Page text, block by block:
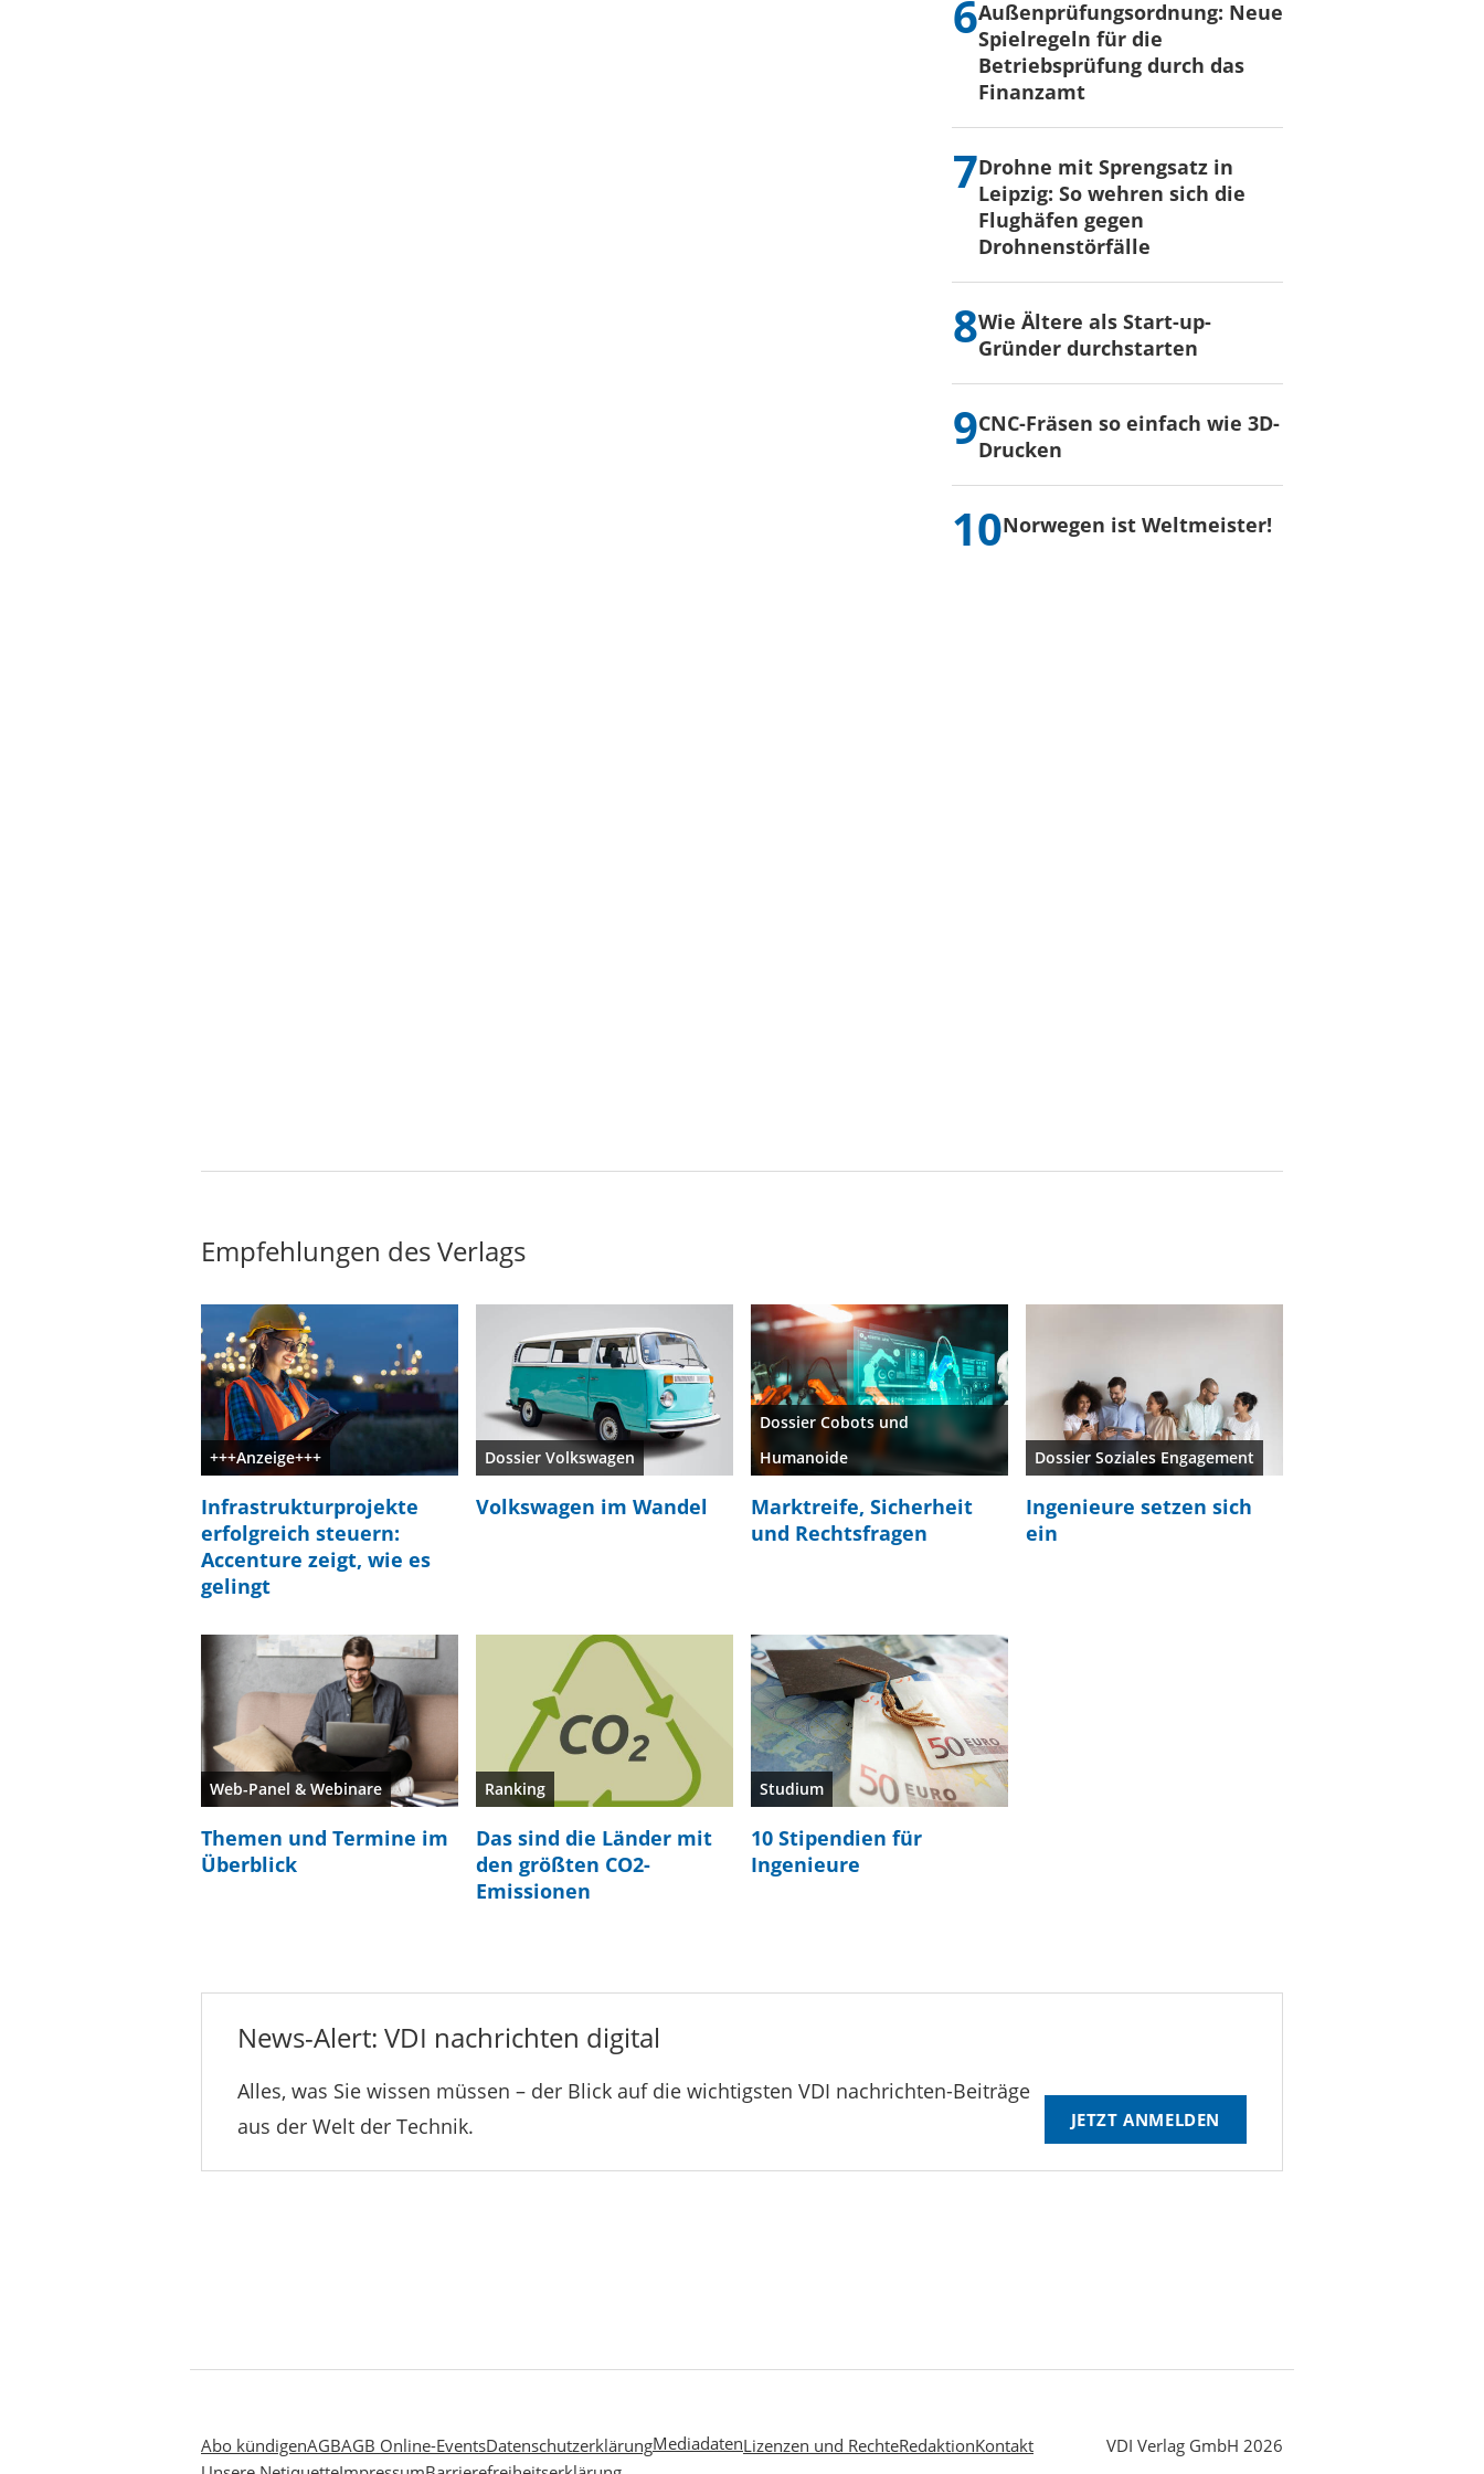
Außenprüfungsordnung: Neue
Spielregeln für die
Betriebsprüfung durch das
Finanzamt
Drohne mit Sprengsatz in
Leipzig: So wehren sich die
Flughäfen gegen
Drohnenstörfälle
Wie Ältere als Start-up-
Gründer durchstarten
CNC-Fräsen so einfach wie 3D-
Drucken
Norwegen ist Weltmeister!
Empfehlungen des Verlags
+++Anzeige+++
Infrastrukturprojekte
erfolgreich steuern:
Accenture zeigt, wie es
gelingt
Dossier Volkswagen
Volkswagen im Wandel
Dossier Cobots und
Humanoide
Marktreife, Sicherheit
und Rechtsfragen
Dossier Soziales Engagement
Ingenieure setzen sich
ein
Web-Panel & Webinare
Themen und Termine im
Überblick
Ranking
Das sind die Länder mit
den größten CO2-
Emissionen
Studium
10 Stipendien für
Ingenieure
News-Alert: VDI nachrichten digital
Alles, was Sie wissen müssen – der Blick auf die wichtigsten VDI nachrichten-Beiträge
aus der Welt der Technik.
JETZT ANMELDEN
Abo kündigenAGBAGB Online-EventsDatenschutzerklärungMediadatenLizenzen und RechteRedaktionKontakt
VDI Verlag GmbH 2026